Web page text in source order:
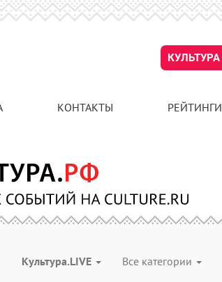
КУЛЬТУРА
КОНТАКТЫ РЕЙТИНГИ
Культура.LIVE Все категории